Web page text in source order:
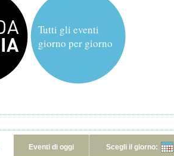
Tutti gli eventi
giorno per giorno
Eventi di oggi Scegli il giorno: